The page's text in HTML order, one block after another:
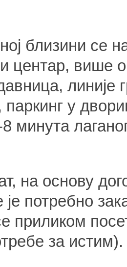
близини се
центар, више
линије
у
минута
на основу
је потребно
приликом
за истим).